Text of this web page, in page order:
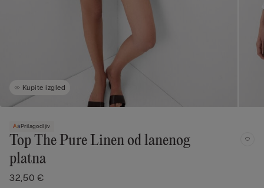
Kupite izgled
Prilagodljiv
Top The Pure Linen od lanenog
platna
32,50 €